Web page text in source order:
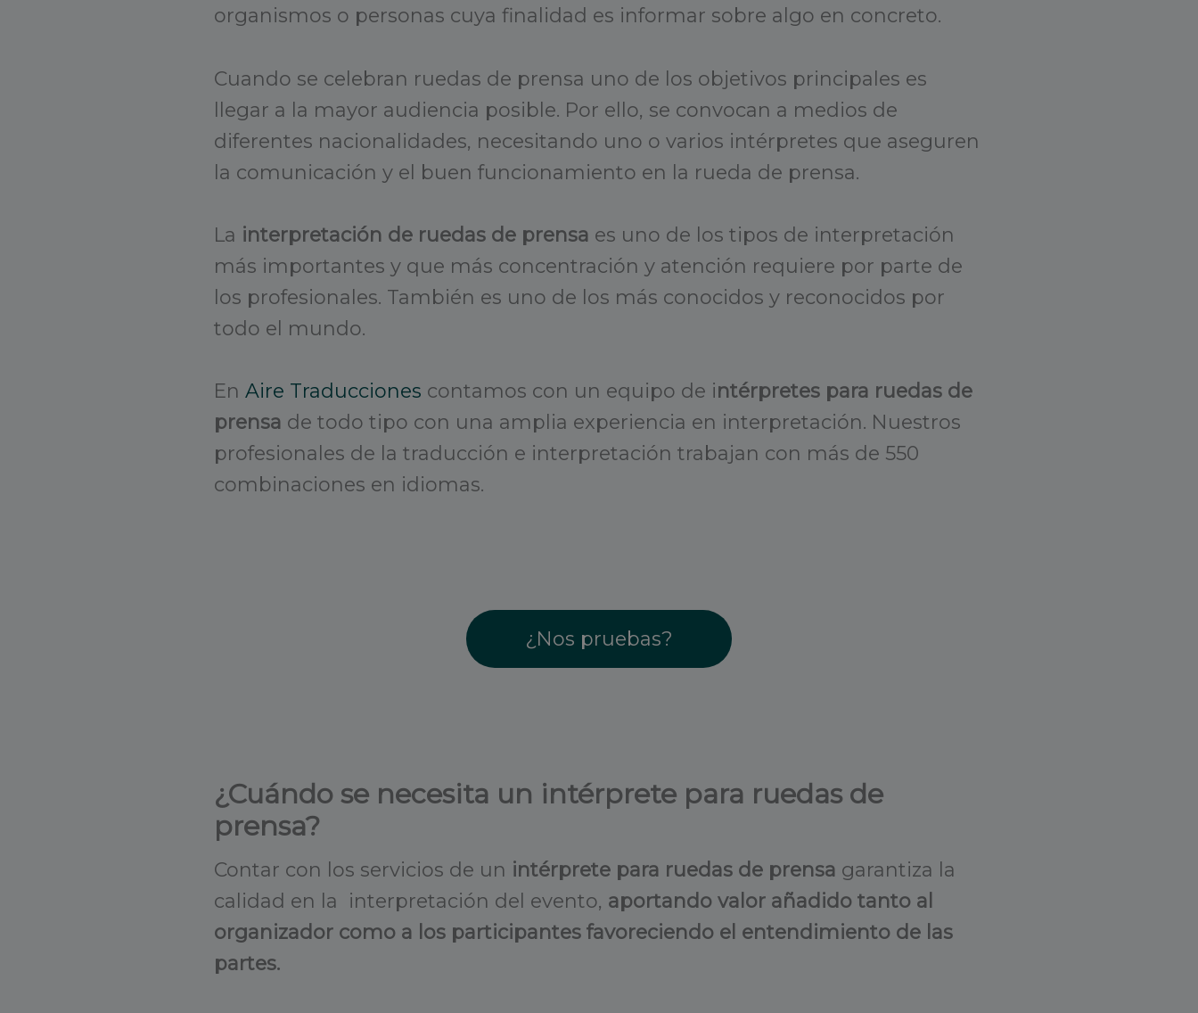
organismos o personas cuya finalidad es informar sobre algo en concreto.
Cuando se celebran ruedas de prensa uno de los objetivos principales es
llegar a la mayor audiencia posible. Por ello, se convocan a medios de
diferentes nacionalidades, necesitando uno o varios intérpretes que aseguren
la comunicación y el buen funcionamiento en la rueda de prensa.
La interpretación de ruedas de prensa es uno de los tipos de interpretación
más importantes y que más concentración y atención requiere por parte de
los profesionales. También es uno de los más conocidos y reconocidos por
todo el mundo.
En Aire Traducciones contamos con un equipo de intérpretes para ruedas de
prensa de todo tipo con una amplia experiencia en interpretación. Nuestros
profesionales de la traducción e interpretación trabajan con más de 550
combinaciones en idiomas.
¿Nos pruebas?
¿Cuándo se necesita un intérprete para ruedas de
prensa?
Contar con los servicios de un intérprete para ruedas de prensa garantiza la
calidad en la interpretación del evento, aportando valor añadido tanto al
organizador como a los participantes favoreciendo el entendimiento de las
partes.